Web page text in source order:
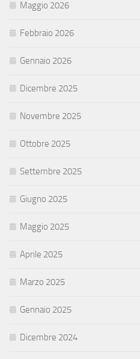
Maggio 2026
Febbraio 2026
Gennaio 2026
Dicembre 2025
Novembre 2025
Ottobre 2025
Settembre 2025
Giugno 2025
Maggio 2025
Aprile 2025
Marzo 2025
Gennaio 2025
Dicembre 2024